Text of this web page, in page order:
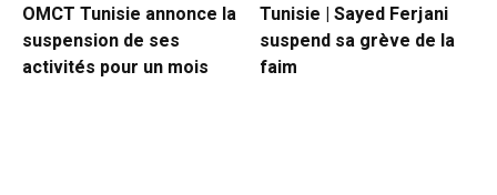
OMCT Tunisie annonce la
suspension de ses
activités pour un mois
Tunisie | Sayed Ferjani
suspend sa grève de la
faim